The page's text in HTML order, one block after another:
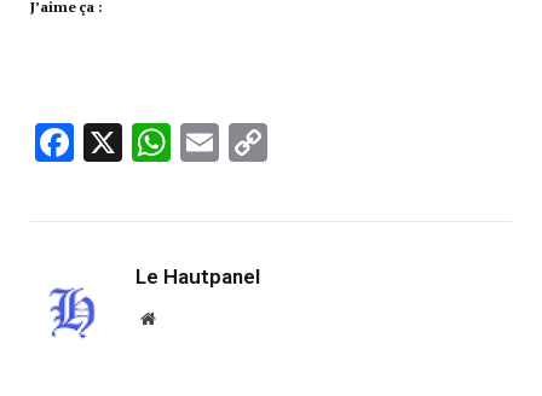
J’aime ça :
Facebook
X WhatsApp
Email
Le Hautpanel
Website